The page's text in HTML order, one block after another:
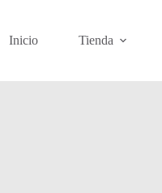
Inicio Tienda